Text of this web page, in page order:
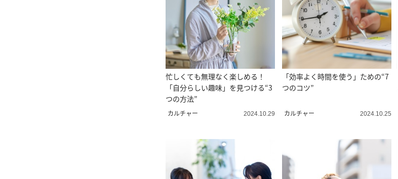
忙しくても無理なく楽しめる！
「自分らしい趣味」を見つける“3
つの方法”
カルチャー 2024.10.29
「効率よく時間を使う」ための“7
つのコツ”
カルチャー 2024.10.25